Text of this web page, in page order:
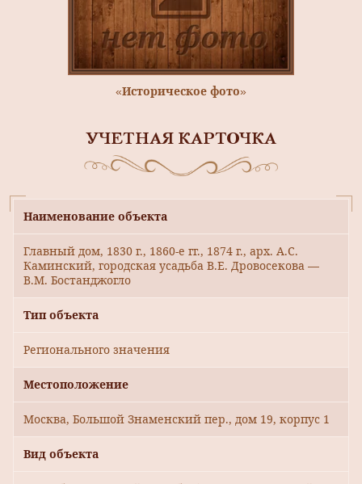
«Историческое фото»
УЧЕТНАЯ КАРТОЧКА
Наименование объекта
Главный дом, 1830 г., 1860-е гг., 1874 г., арх. А.С.
Каминский, городская усадьба В.Е. Дровосекова —
В.М. Бостанджогло
Тип объекта
Регионального значения
Местоположение
Москва, Большой Знаменский пер., дом 19, корпус 1
Вид объекта